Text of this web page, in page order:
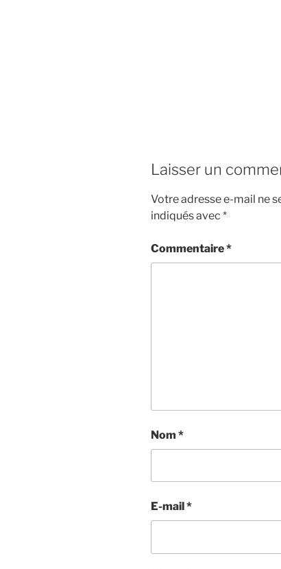
Laisser un
Votre adresse e-mail ne
indiqués avec *
Commentaire*
Nom *
E-mail *